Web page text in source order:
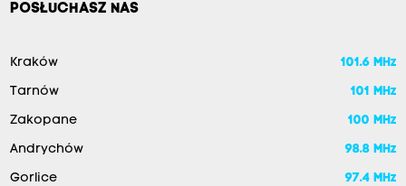
POSŁUCHASZ NAS
Kraków 101.6 MHz
Tarnów 101 MHz
Zakopane 100 MHz
Andrychów 98.8 MHz
Gorlice 97.4 MHz